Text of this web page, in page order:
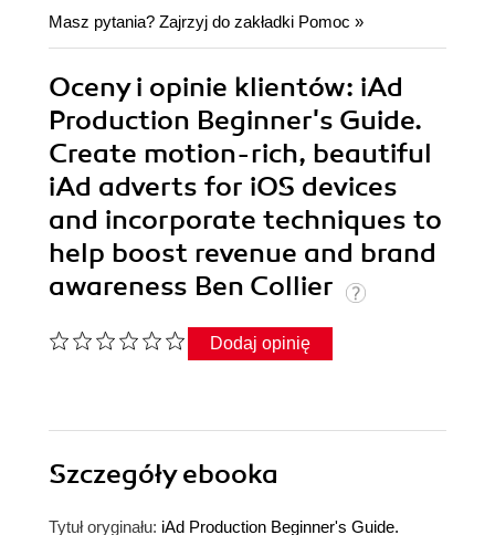
Masz pytania? Zajrzyj do zakładki Pomoc »
Oceny i opinie klientów: iAd
Production Beginner's Guide.
Create motion-rich, beautiful
iAd adverts for iOS devices
and incorporate techniques to
help boost revenue and brand
awareness Ben Collier
Dodaj opinię
Szczegółyebooka
Tytuł oryginału: iAd Production Beginner's Guide.